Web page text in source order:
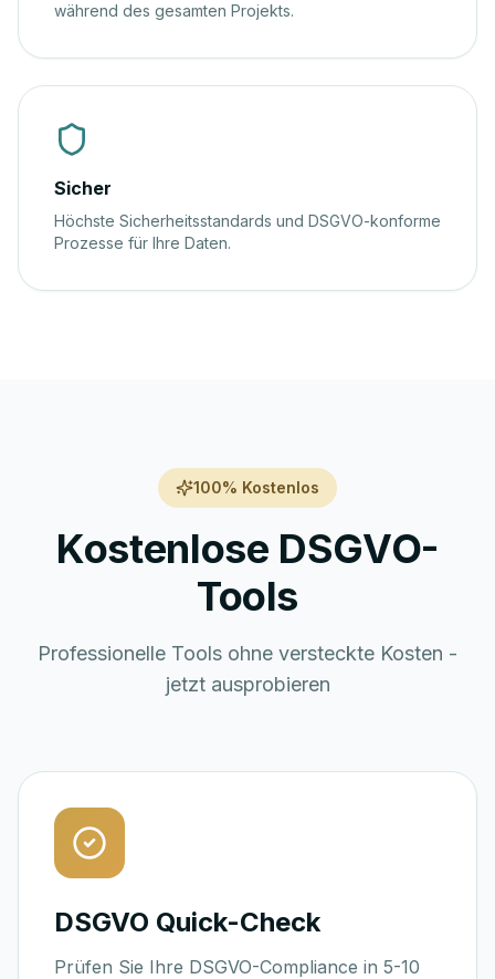
während des gesamten Projekts.
Sicher
Höchste Sicherheitsstandards und DSGVO-konforme
Prozesse für Ihre Daten.
100% Kostenlos
Kostenlose DSGVO-
Tools
Professionelle Tools ohne versteckte Kosten -
jetzt ausprobieren
DSGVO Quick-Check
Prüfen Sie Ihre DSGVO-Compliance in 5-10